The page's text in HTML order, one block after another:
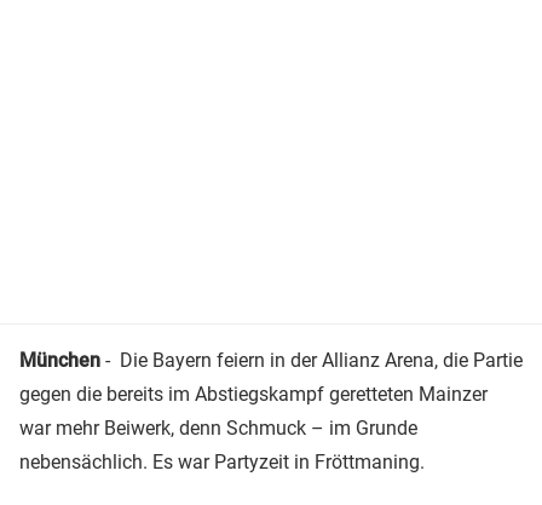
München - Die Bayern feiern in der Allianz Arena, die Partie
gegen die bereits im Abstiegskampf geretteten Mainzer
war mehr Beiwerk, denn Schmuck – im Grunde
nebensächlich. Es war Partyzeit in Fröttmaning.